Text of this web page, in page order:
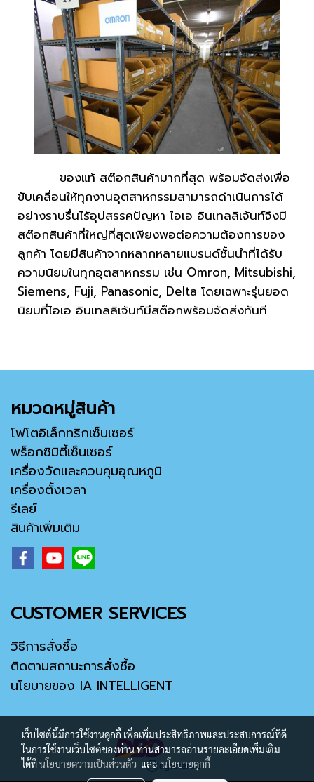
ของแท้ สต๊อกสินค้ามากที่สุด พร้อมจัดส่งเพื่อ
ขับเคลื่อนให้ทุกงานอุตสาหกรรมสามารถดำเนินการได้
อย่างราบรื่นไร้อุปสรรคปัญหา ไอเอ อินเทลลิเจ้นท์จึงมี
สต๊อกสินค้าที่ใหญ่ที่สุดเพียงพอต่อความต้องการของ
ลูกค้า โดยมีสินค้าจากหลากหลายแบรนด์ชั้นนำที่ได้รับ
ความนิยมในทุกอุตสาหกรรม เช่น Omron, Mitsubishi,
Siemens, Fuji, Panasonic, Delta โดยเฉพาะรุ่นยอด
นิยมที่ไอเอ อินเทลลิเจ้นท์มีสต๊อกพร้อมจัดส่งทันที
หมวดหมู่สินค้า
โฟโตอิเล็กทริกเซ็นเซอร์
พร็อกซิมิตี้เซ็นเซอร์
เครื่องวัดและควบคุมอุณหภูมิ
เครื่องตั้งเวลา
รีเลย์
สินค้าเพิ่มเติม
CUSTOMER SERVICES
วิธีการสั่งซื้อ
ติดตามสถานะการสั่งซื้อ
นโยบายของ IA INTELLIGENT
เว็บไซต์นี้มีการใช้งานคุกกี้ เพื่อเพิ่มประสิทธิภาพและประสบการณ์ที่ดี
ในการใช้งานเว็บไซต์ของท่าน ท่านสามารถอ่านรายละเอียดเพิ่มเติม
ได้ที่นโยบายความเป็นส่วนตัว และนโยบายคุกกี้